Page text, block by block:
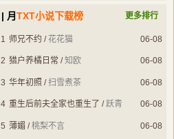
更多排行
| 月TXT小说下载榜
06-08
1 师兄不约 / 花花猫
06-08
2 猎户养橘日常 /知欧
06-08
3 华年初照 /扫雪煮茶
06-08
4 重生后前夫全家也重生了 /跃青
06-08
5 薄媚 /桃梨不言